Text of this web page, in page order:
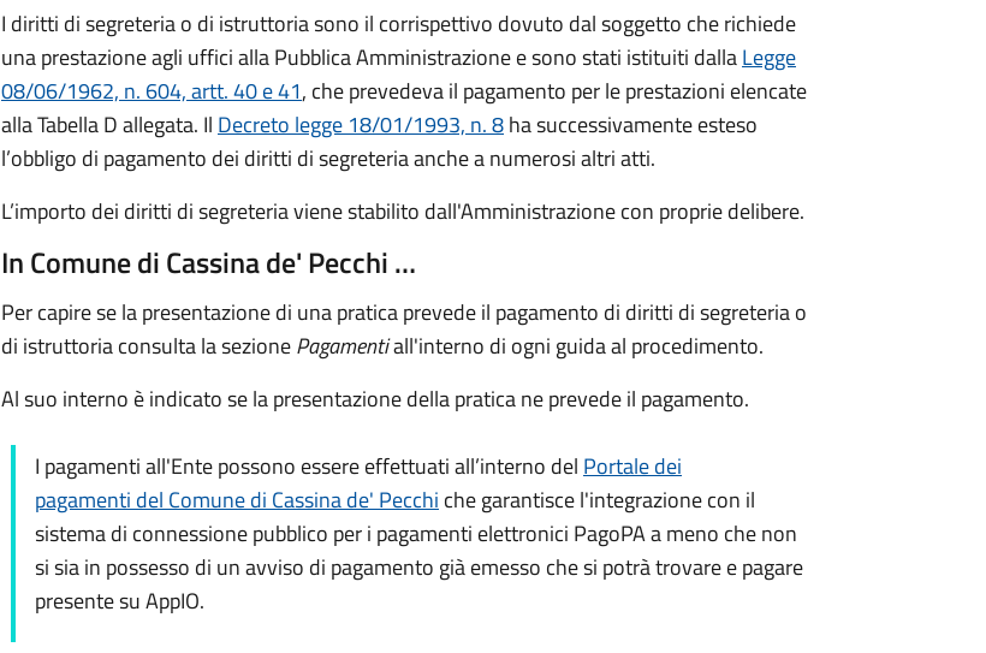
I diritti di segreteria o di istruttoria sono il corrispettivo dovuto dal soggetto che richiede
una prestazione agli uffici alla Pubblica Amministrazione e sono stati istituiti dallaLegge
08/06/1962, n. 604, artt. 40 e 41, che prevedeva il pagamento per le prestazioni elencate
alla Tabella D allegata. Il Decreto legge 18/01/1993, n. 8ha successivamente esteso
l’obbligo di pagamento dei diritti di segreteria anche a numerosi altri atti.
L’importo dei diritti di segreteria viene stabilito dall'Amministrazione con proprie delibere.
In Comune di Cassina de' Pecchi …
Per capire se la presentazione di una pratica prevede il pagamento di diritti di segreteria o
di istruttoria consulta la sezionePagamentiall'interno di ogni guida al procedimento.
Al suo interno è indicato se la presentazione della pratica ne prevede il pagamento.
I pagamenti all'Ente possono essere effettuati all’interno del Portale dei
pagamenti del Comune di Cassina de' Pecchi che garantisce l'integrazione con il
sistema di connessione pubblico per i pagamenti elettronici PagoPAa meno che non
si sia in possesso di un avviso di pagamento già emesso che si potrà trovare e pagare
presente su AppIO.